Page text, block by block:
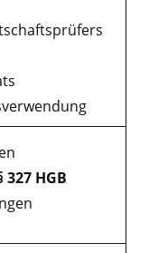
327 HGB